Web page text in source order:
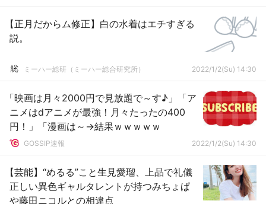
【正月だからム修正】白の水着はエチすぎる
説。
ミーハー総研（ミーハー総合研究所） 2022/1/2(Su) 14:30
「映画は月々2000円で見放題で～す♪」「ア
ニメはdアニメが最強！月々たったの400
円！」「漫画は～→結果ｗｗｗｗｗ
GOSSIP速報 2022/1/2(Su) 14:30
【芸能】“めるる”こと生見愛瑠、上品で礼儀
正しい異色ギャルタレントが持つみちょぱ
や藤田ニコルとの相違点